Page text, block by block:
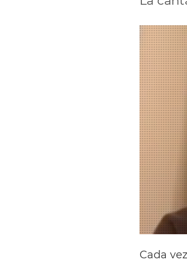
Cada